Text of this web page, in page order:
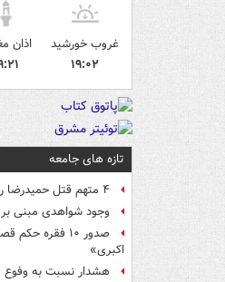
غروب خورشید
۱۹:۰۲
اذان
تازه های جامعه
۴ متهم قتل حمیدرضا رجب‌زاده دستگیر شدند
وجود شواهدی مبنی بر
صدور ۱۰ فقره
اکبری»
هشدار نسبت به وفوع